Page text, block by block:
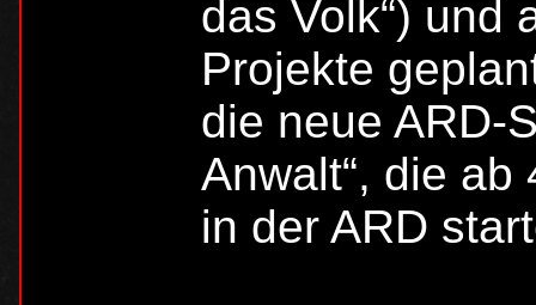
das Volk“) und
Projekte
die neue ARD-
Anwalt“, die
in der ARD